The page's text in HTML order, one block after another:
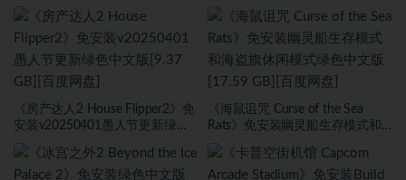
文版[30.98 GB][百度网盘]
盘]
《房产达人2 House Flipper2》免
安装v20250401愚人节更新绿色
《海鼠诅咒 Curse of the Sea
Rats》免安装幽灵船生存模式和
GB][百度网盘]